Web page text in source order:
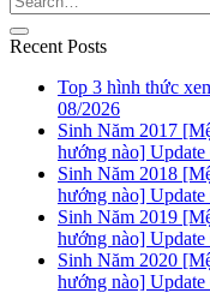
Recent Posts
Top 3 hình thức
08/2026
Sinh Năm 2017
hướng nào] Update
Sinh Năm 2018
hướng nào] Update
Sinh Năm 2019
hướng nào] Update
Sinh Năm 2020
hướng nào] Update